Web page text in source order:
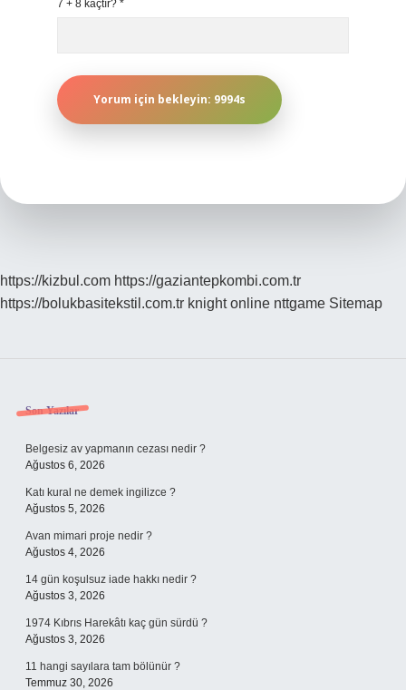
7 + 8 kaçtır? *
https://kizbul.com https://gaziantepkombi.com.tr
https://bolukbasitekstil.com.tr knight online nttgame Sitemap
Sidebar
Son Yazılar
Belgesiz av yapmanın cezası nedir ?
Ağustos 6, 2026
Katı kural ne demek ingilizce ?
Ağustos 5, 2026
Avan mimari proje nedir ?
Ağustos 4, 2026
14 gün koşulsuz iade hakkı nedir ?
Ağustos 3, 2026
1974 Kıbrıs Harekâtı kaç gün sürdü ?
Ağustos 3, 2026
11 hangi sayılara tam bölünür ?
Temmuz 30, 2026